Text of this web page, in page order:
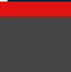
Finanzielle Bildung